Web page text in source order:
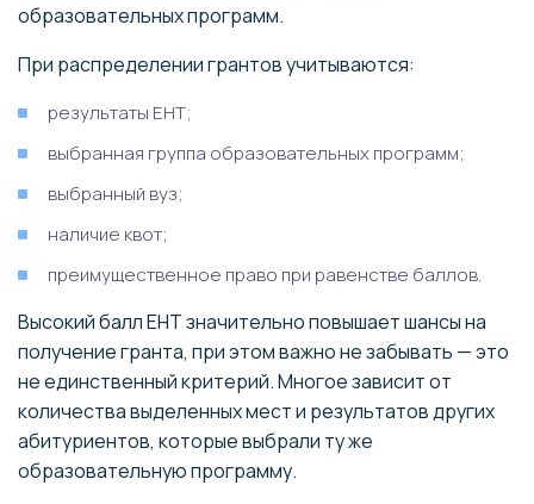
образовательных программ.
При распределении грантов учитываются:
результаты ЕНТ;
выбранная группа образовательных программ;
выбранный вуз;
наличие квот;
преимущественное право при равенстве баллов.
Высокий балл ЕНТ значительно повышает шансы на
получение гранта, при этом важно не забывать — это
не единственный критерий. Многое зависит от
количества выделенных мест и результатов других
абитуриентов, которые выбрали ту же
образовательную программу.